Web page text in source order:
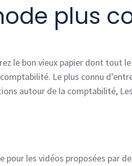
plus
le bon vieux papier dont tout
Le plus connu
autour de la comptabilité,
pour les vidéos proposées par